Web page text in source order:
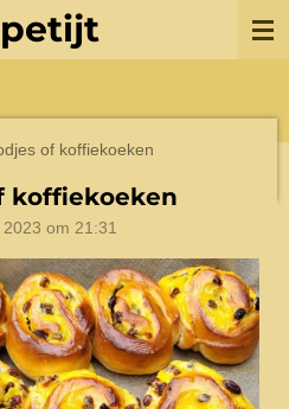
of koffiekoeken
koffiekoeken
om 21:31